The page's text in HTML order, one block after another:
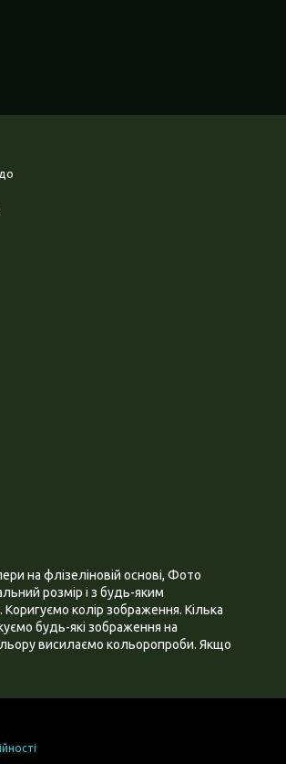
на флізеліновій основі, Фото
розмір і з будь-яким
колір зображення. Кілька
будь-які зображення на
висилаємо кольоропроби. Якщо